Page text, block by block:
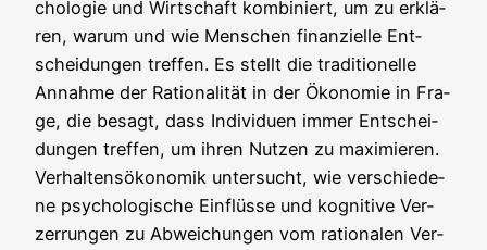
cho­lo­gie und Wirt­schaft kom­bi­niert, um zu erklä­
ren, war­um und wie Men­schen finan­zi­el­le Ent­
schei­dun­gen tref­fen. Es stellt die tra­di­tio­nel­le
Annah­me der Ratio­na­li­tät in der Öko­no­mie in Fra­
ge, die besagt, dass Indi­vi­du­en immer Ent­schei­
dun­gen tref­fen, um ihren Nut­zen zu maxi­mie­ren.
Ver­hal­tens­öko­no­mik unter­sucht, wie ver­schie­de­
ne psy­cho­lo­gi­sche Ein­flüs­se und kogni­ti­ve Ver­
zer­run­gen zu Abwei­chun­gen vom ratio­na­len Ver­